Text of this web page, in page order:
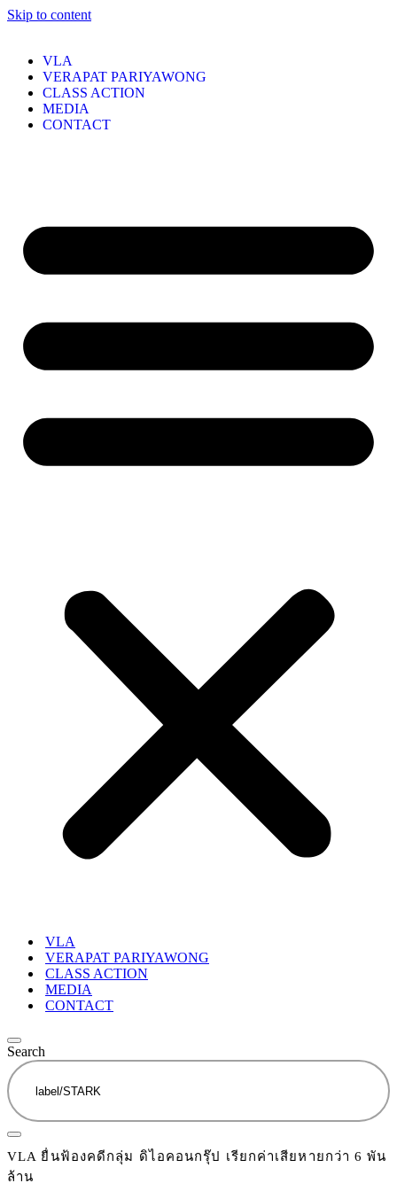
Skip to content
VLA
VERAPAT PARIYAWONG
CLASS ACTION
MEDIA
CONTACT
VLA
VERAPAT PARIYAWONG
CLASS ACTION
MEDIA
CONTACT
Search
VLA ยื่นฟ้องคดีกลุ่ม ดิไอคอนกรุ๊ป เรียกค่าเสียหายกว่า 6 พัน
ล้าน